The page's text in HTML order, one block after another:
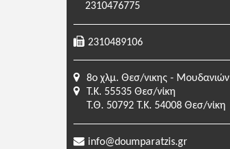
2310476775
2310489106
8o χλμ. Θεσ/νικης - Μουδανιών
Τ.Κ. 55535 Θεσ/νίκη
Τ.Θ. 50792 Τ.Κ. 54008 Θεσ/νίκη
info@doumparatzis.gr